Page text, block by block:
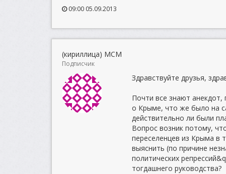
09:00 05.09.2013
(кириллица) МСМ
Подписчик
Здравствуйте друзья,
Почти все знают
о Крыме, что же было на
действительно ли были
Вопрос возник потому,
переселенцев из Крыма в
выяснить (по причине
политических
тогдашнего руководства?